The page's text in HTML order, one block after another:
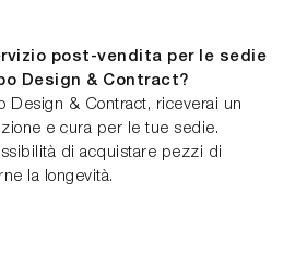
post-vendita per le sedie
Design & Contract?
Design & Contract, riceverai un
e cura per le tue sedie.
di acquistare pezzi di
la longevità.